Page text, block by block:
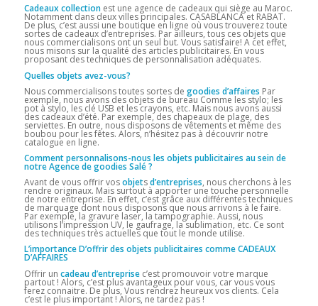
Cadeaux collectionest une agence de cadeaux qui siège au Maroc.
Notamment dans deux villes principales. CASABLANCA et RABAT.
De plus, c’est aussi une boutique en ligne où vous trouverez toute
sortes de cadeaux d’entreprises. Par ailleurs, tous ces objets que
nous commercialisons ont un seul but. Vous satisfaire! A cet effet,
nous misons sur la qualité des articles publicitaires. En vous
proposant des techniques de personnalisation adéquates.
Quelles objets avez-vous?
Nous commercialisons toutes sortes de goodies d’affaires Par
exemple, nous avons des objets de bureau Comme les stylo; les
pot à stylo, les clé USB et les crayons, etc. Mais nous avons aussi
des cadeaux d’été. Par exemple, des chapeaux de plage, des
serviettes. En outre, nous disposons de vêtements et même des
boubou pour les fêtes. Alors, n’hésitez pas à découvrir notre
catalogue en ligne.
Comment personnalisons-nous les objets publicitaires au sein de
notre Agence de goodies Salé ?
Avant de vous offrir vosobjetsd’entreprises, nous cherchons à les
rendre originaux. Mais surtout à apporter une touche personnelle
de notre entreprise. En effet, c’est grâce aux différentes techniques
de marquage dont nous disposons que nous arrivons à le faire.
Par exemple, la gravure laser, la tampographie. Aussi, nous
utilisons l’impression UV, le gaufrage, la sublimation, etc. Ce sont
des techniques très actuelles que tout le monde utilise.
L’importance D’offrir des objets publicitaires comme CADEAUX
D’AFFAIRES
Offrir un cadeau d’entreprisec’est promouvoir votre marque
partout ! Alors, c’est plus avantageux pour vous, car vous vous
ferez connaitre. De plus, Vous rendrez heureux vos clients. Cela
c’est le plus important ! Alors, ne tardez pas !